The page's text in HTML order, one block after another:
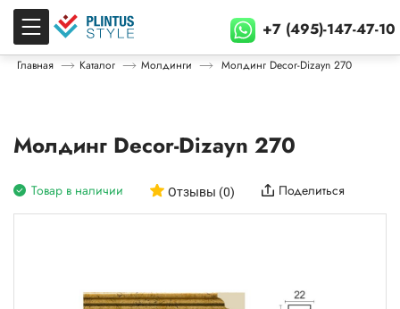
+7 (495)-147-47-10
Главная Каталог Молдинги Молдинг Decor-Dizayn 270
Молдинг Decor-Dizayn 270
Товар в наличии Отзывы (0) Поделиться